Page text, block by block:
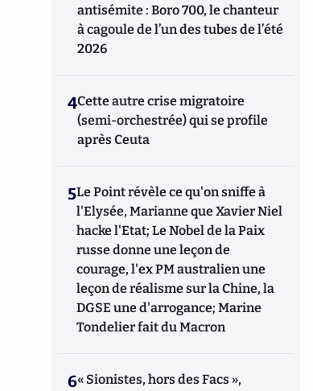
antisémite : Boro 700, le chanteur
à cagoule de l’un des tubes de l’été
2026
4Cette autre crise migratoire
(semi-orchestrée) qui se profile
après Ceuta
5Le Point révèle ce qu'on sniffe à
l'Elysée, Marianne que Xavier Niel
hacke l'Etat; Le Nobel de la Paix
russe donne une leçon de
courage, l'ex PM australien une
leçon de réalisme sur la Chine, la
DGSE une d'arrogance; Marine
Tondelier fait du Macron
6« Sionistes, hors des Facs »,